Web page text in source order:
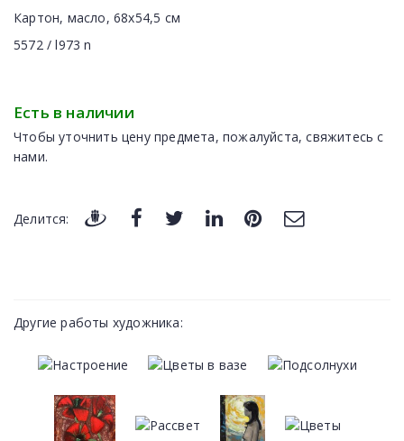
Картон, масло, 68x54,5 см
5572 / l973 n
Есть в наличии
Чтобы уточнить цену предмета, пожалуйста, свяжитесь с
нами.
Делится:
Другие работы художника: